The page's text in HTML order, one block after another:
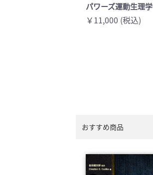
パワーズ運動生理学
￥11,000 (税込)
おすすめ商品